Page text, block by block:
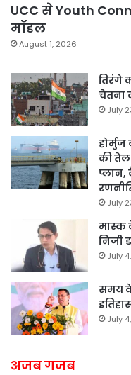
UCC से Youth
मॉडल
August 1, 2026
तिरंगे
चेतना
July
की तेल
प्लान,
July
मास्क
निजी
July
समय के
July
अजब गजब